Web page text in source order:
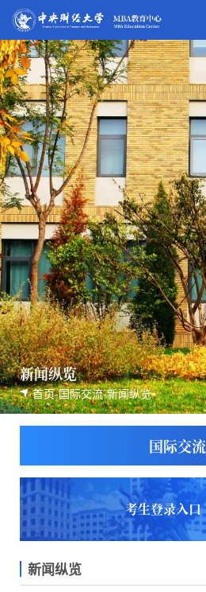
新闻纵览
首页-国际交流-新闻纵览
国际交流
考生登录入口
新闻纵览